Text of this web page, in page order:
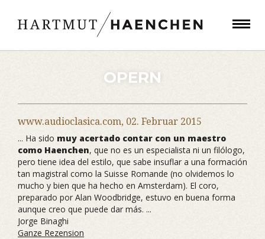
OPERN
www.audioclasica.com, 02. Februar 2015
... Ha sido muy acertado contar con un maestro
como Haenchen, que no es un especialista ni un filólogo,
pero tiene idea del estilo, que sabe insuflar a una formación
tan magistral como la Suisse Romande (no olvidemos lo
mucho y bien que ha hecho en Amsterdam). El coro,
preparado por Alan Woodbridge, estuvo en buena forma
aunque creo que puede dar más. ...
Jorge Binaghi
Ganze Rezension